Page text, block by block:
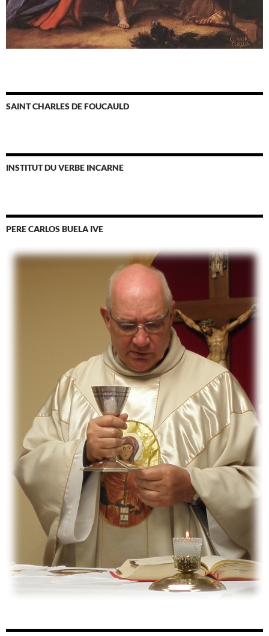
SAINT CHARLES DE FOUCAULD
INSTITUT DU VERBE INCARNE
PERE CARLOS BUELA IVE